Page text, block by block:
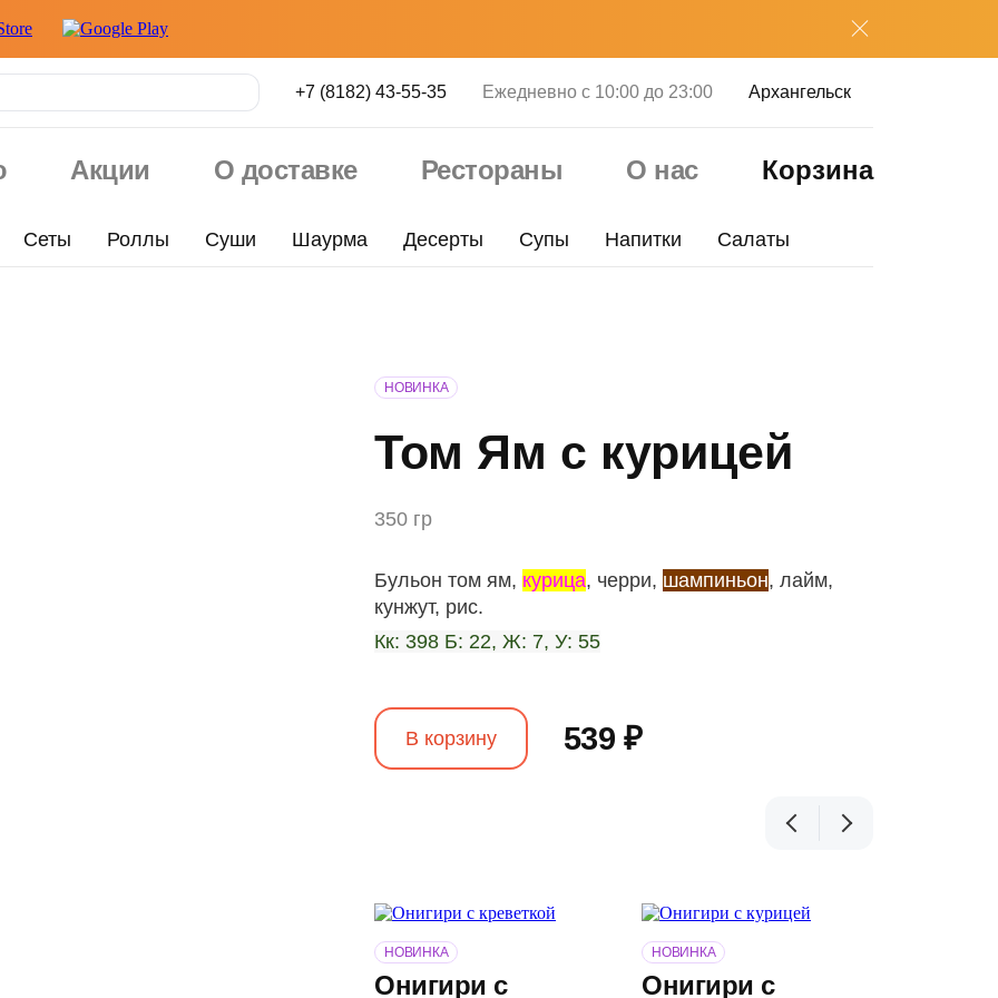
+7 (8182) 43-55-35 Ежедневно с 10:00 до 23:00 Архангельск
Акции О доставке Рестораны О нас Корзина
Сеты Роллы Суши Шаурма Десерты Супы Напитки Салаты
Том Ям с курицей
НОВИНКА
350 гр
Бульон том ям, курица, черри, шампиньон, лайм,
кунжут, рис.
Кк: 398 Б: 22, Ж: 7, У: 55
539 ₽
В корзину
Онигири с
НОВИНКА
Онигири с
НОВИНКА